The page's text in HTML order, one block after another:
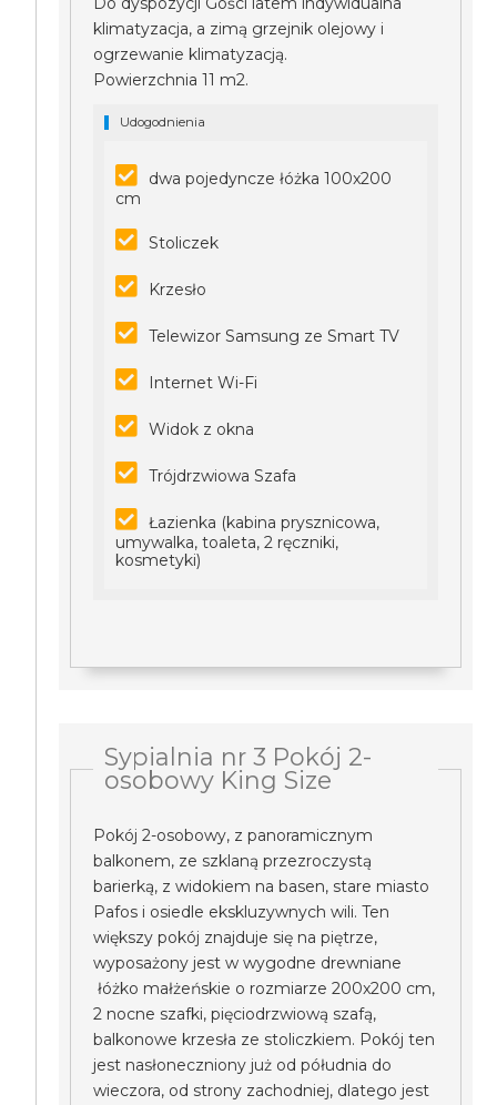
klimatyzacja, a zimą grzejnik olejowy i
ogrzewanie klimatyzacją.
Powierzchnia 11 m2.
Udogodnienia
dwa pojedyncze łóżka 100x200
cm
Stoliczek
Krzesło
Telewizor Samsung ze Smart TV
Internet Wi-Fi
Widok z okna
Trójdrzwiowa Szafa
Łazienka (kabina prysznicowa,
umywalka, toaleta, 2 ręczniki,
kosmetyki)
Sypialnia nr 3 Pokój 2-
osobowy King Size
Pokój 2-osobowy, z panoramicznym
balkonem, ze szklaną przezroczystą
barierką, z widokiem na basen, stare miasto
Pafos i osiedle ekskluzywnych wili. Ten
większy pokój znajduje się na piętrze,
wyposażony jest w wygodne drewniane
łóżko małżeńskie o rozmiarze 200x200 cm,
2 nocne szafki, pięciodrzwiową szafą,
balkonowe krzesła ze stoliczkiem. Pokój ten
jest nasłoneczniony już od półudnia do
wieczora, od strony zachodniej, dlatego jest